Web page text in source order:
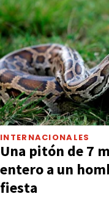
INTERNACIONALES
Una pitón de 7
entero a un
fiesta